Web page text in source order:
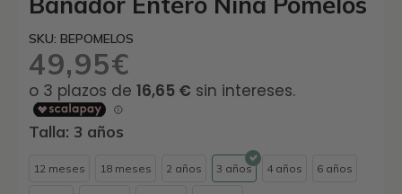
SKU: BEPOMELOS
49,95€
Talla: 3 años
12 meses 18 meses 2 años 3 años 4 años 6 años
Chupetero Bambula